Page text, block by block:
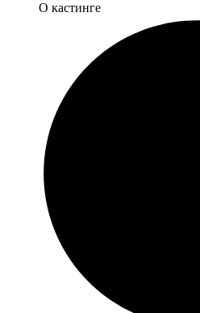
О кастинге